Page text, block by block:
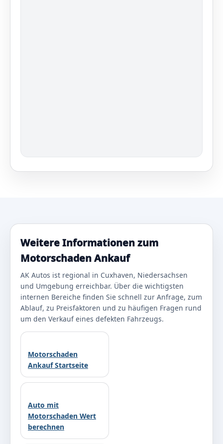
Weitere Informationen zum
Motorschaden Ankauf
AK Autos ist regional in Cuxhaven, Niedersachsen
und Umgebung erreichbar. Über die wichtigsten
internen Bereiche finden Sie schnell zur Anfrage, zum
Ablauf, zu Preisfaktoren und zu häufigen Fragen rund
um den Verkauf eines defekten Fahrzeugs.
Motorschaden
Ankauf Startseite
Auto mit
Motorschaden Wert
berechnen